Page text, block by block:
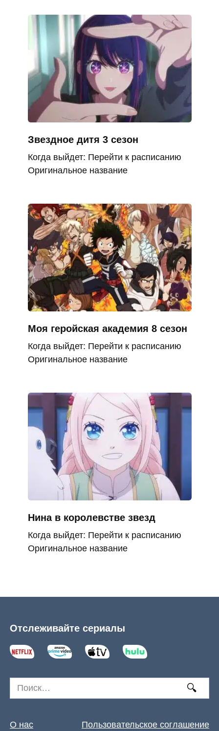
Звездное дитя 3 сезон
Когда выйдет: Перейти к расписанию
Оригинальное название
Моя геройская академия 8 сезон
Когда выйдет: Перейти к расписанию
Оригинальное название
Нина в королевстве звезд
Когда выйдет: Перейти к расписанию
Оригинальное название
Отслеживайте сериалы
Search
for:
О нас Пользовательское соглашение